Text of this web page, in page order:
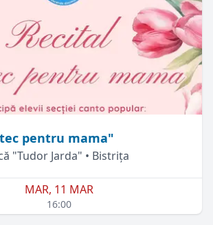
pentru mama"
"Tudor Jarda" • Bistrița
MAR, 11 MAR
16:00